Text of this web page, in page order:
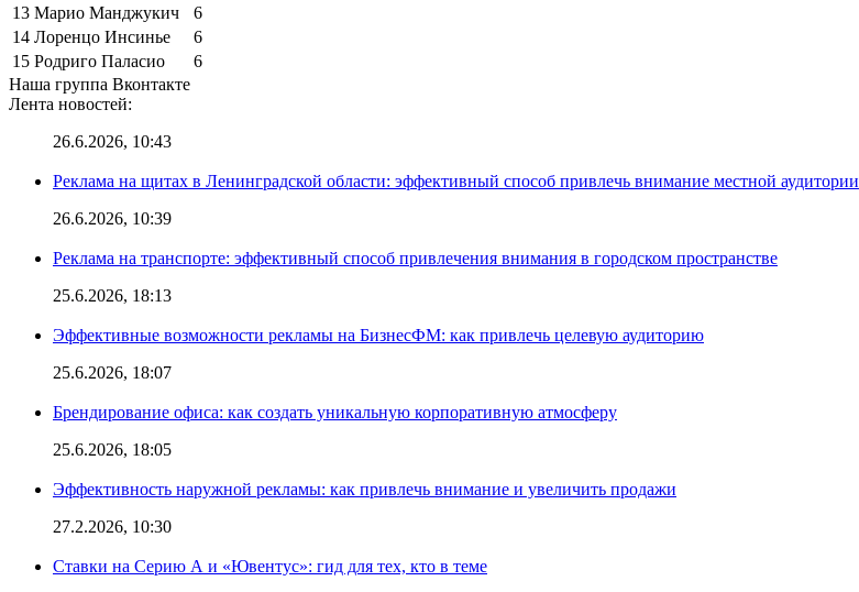
13 Марио Манджукич
6
14 Лоренцо Инсинье
6
15 Родриго Паласио
6
Наша группа Вконтакте
Лента новостей:
26.6.2026, 10:43
Реклама на щитах в Ленинградской области: эффективный способ привлечь внимание местной аудитории
26.6.2026, 10:39
Реклама на транспорте: эффективный способ привлечения внимания в городском пространстве
25.6.2026, 18:13
Эффективные возможности рекламы на БизнесФМ: как привлечь целевую аудиторию
25.6.2026, 18:07
Брендирование офиса: как создать уникальную корпоративную атмосферу
25.6.2026, 18:05
Эффективность наружной рекламы: как привлечь внимание и увеличить продажи
27.2.2026, 10:30
Ставки на Серию А и «Ювентус»: гид для тех, кто в теме